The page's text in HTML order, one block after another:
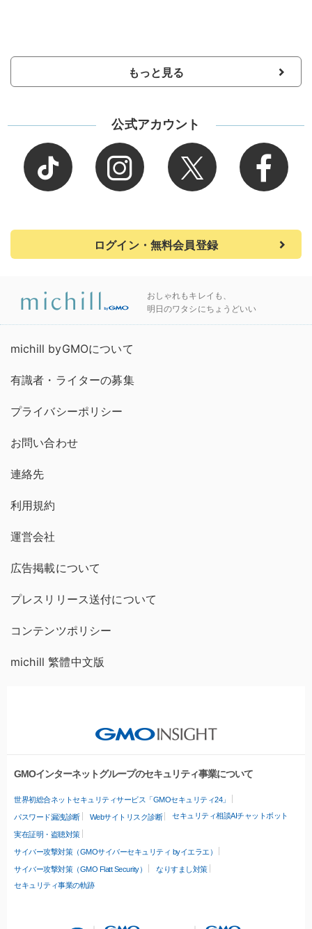
もっと見る
公式アカウント
ログイン・無料会員登録
おしゃれもキレイも、
明日のワタシにちょうどいい
michill byGMOについて
有識者・ライターの募集
プライバシーポリシー
お問い合わせ
連絡先
利用規約
運営会社
広告掲載について
プレスリリース送付について
コンテンツポリシー
michill 繁體中文版
GMOインターネットグループのセキュリティ事業について
世界初総合ネットセキュリティサービス「GMOセキュリティ24」
パスワード漏洩診断 Webサイトリスク診断 セキュリティ相談AIチャットボット
実在証明・盗聴対策
サイバー攻撃対策（GMOサイバーセキュリティ byイエラエ）
サイバー攻撃対策（GMO Flatt Security）
なりすまし対策
セキュリティ事業の軌跡